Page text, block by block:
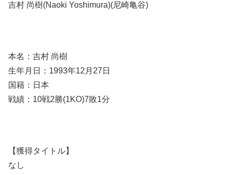
吉村 尚樹(Naoki Yoshimura)(尼崎亀谷)
本名：吉村 尚樹
生年月日：1993年12月27日
国籍：日本
戦績：10戦2勝(1KO)7敗1分
【獲得タイトル】
なし